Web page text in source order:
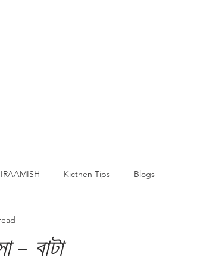
Kicthen Tips Blogs
- বাটা